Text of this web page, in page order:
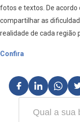
fotos e textos. De acordo
compartilhar as
realidade de cada região
Confira